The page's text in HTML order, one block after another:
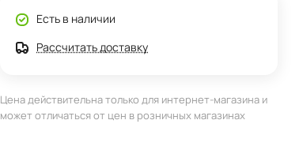
Есть в наличии
Рассчитать доставку
Цена действительна только для интернет-магазина и
может отличаться от цен в розничных магазинах